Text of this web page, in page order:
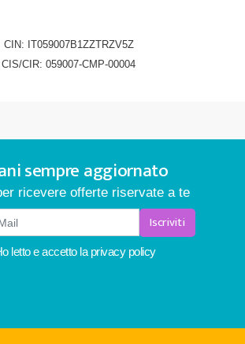
CIN: IT059007B1ZZTRZV5Z
CIS/CIR: 059007-CMP-00004
sempre aggiornato
ricevere offerte riservate a te
Iscriviti
letto e accetto la privacy policy